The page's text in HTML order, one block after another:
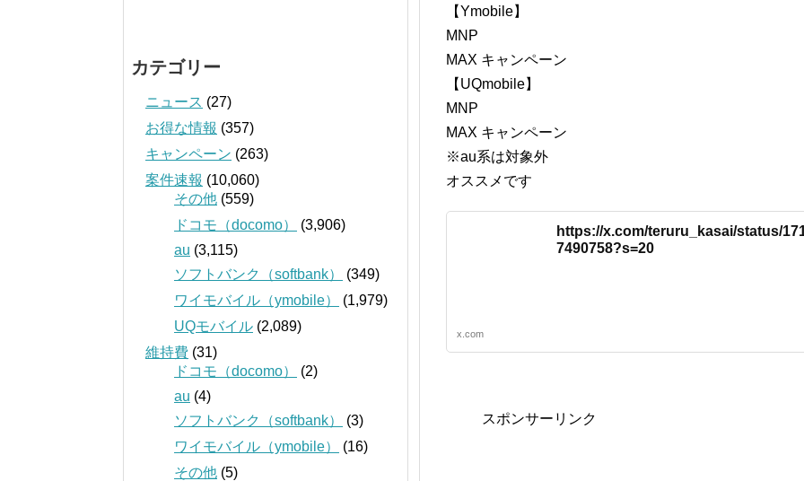
【Ymobile】
MNP
MAX キャンペーン
【UQmobile】
MNP
MAX キャンペーン
※au系は対象外
オススメです
https://x.com/teruru_kasai/status/
7490758?s=20
x.com
スポンサーリンク
カテゴリー
ニュース (27)
お得な情報 (357)
キャンペーン (263)
案件速報 (10,060)
その他 (559)
ドコモ（docomo）
(3,906)
au (3,115)
ソフトバンク（softbank）
(349)
ワイモバイル（ymobile）
(1,979)
UQモバイル (2,089)
維持費 (31)
ドコモ（docomo）
(2)
au (4)
ソフトバンク（softbank）
(3)
ワイモバイル（ymobile）
(16)
その他 (5)